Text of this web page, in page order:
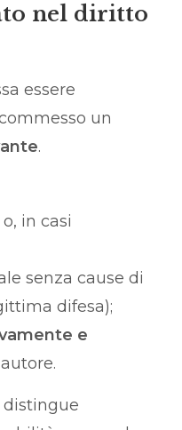
nel diritto
essere
un
.
o, in casi
senza cause di
difesa);
e
distingue